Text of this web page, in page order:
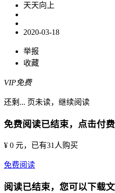
天天向上
2020-03-18
举报
收藏
VIP免费
还剩 ... 页未读， 继续阅读
免费阅读已结束，点击付
¥ 0 元，已有31 人购买
免费阅读
阅读已结束，您可以下载